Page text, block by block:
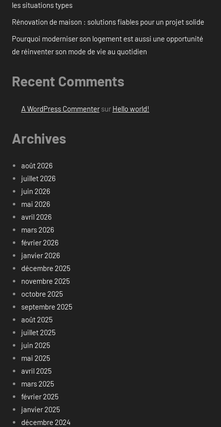
les situations types
Rénovation de maison : solutions fiables pour un projet solide
Pourquoi moderniser son logement est aussi une opportunité
de réinventer son mode de vie au quotidien
Recent Comments
A WordPress Commentersur Hello world!
Archives
août 2026
juillet 2026
juin 2026
mai 2026
avril 2026
mars 2026
février 2026
janvier 2026
décembre 2025
novembre 2025
octobre 2025
septembre 2025
août 2025
juillet 2025
juin 2025
mai 2025
avril 2025
mars 2025
février 2025
janvier 2025
décembre 2024